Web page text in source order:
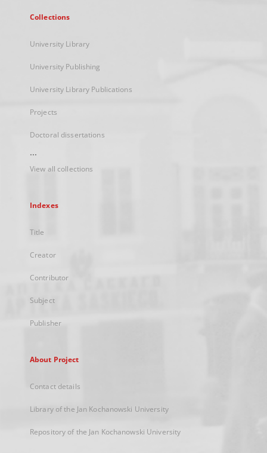
Collections
University Library
University Publishing
University Library Publications
Projects
Doctoral dissertations
...
View all collections
Indexes
Title
Creator
Contributor
Subject
Publisher
About Project
Contact details
Library of the Jan Kochanowski University
Repository of the Jan Kochanowski University